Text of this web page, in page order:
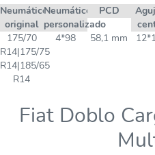
Neumático
original
Neumático
personalizado
PCD
175/70
R14|175/75
R14|185/65
R14
4*98 58,1 mm
Fiat Doblo